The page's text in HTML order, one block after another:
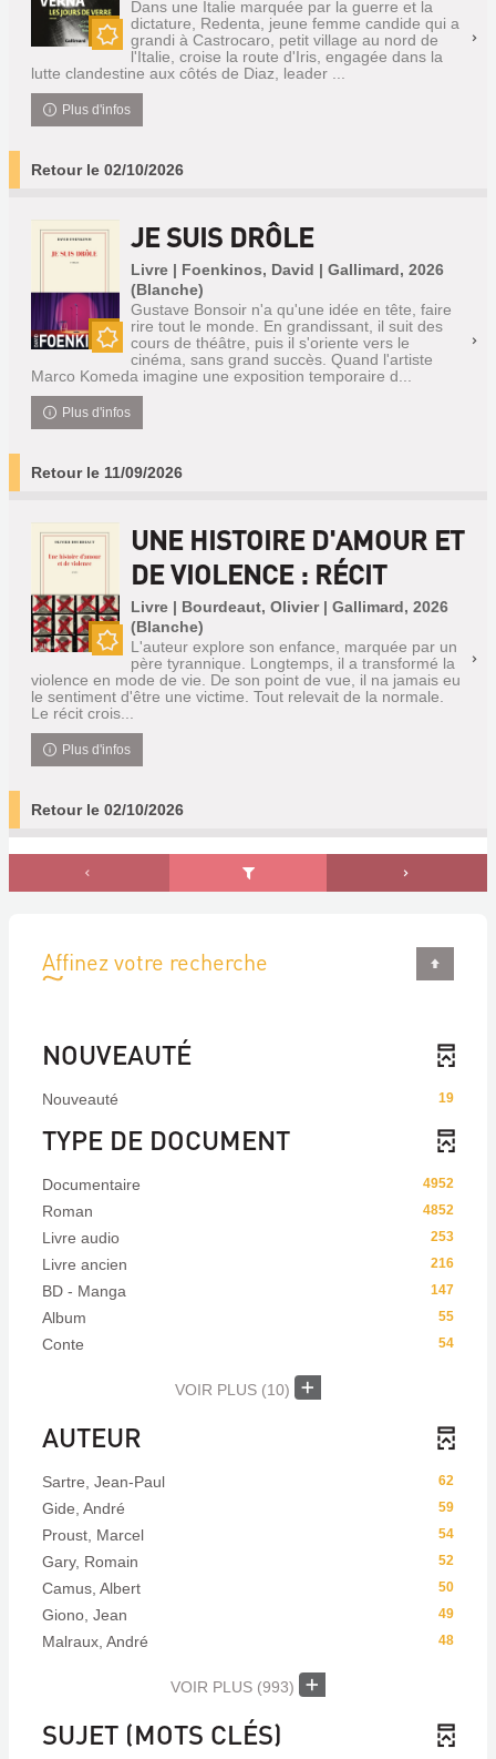
Dans une Italie marquée par la guerre et la
dictature, Redenta, jeune femme candide qui a
grandi à Castrocaro, petit village au nord de
l'Italie, croise la route d'Iris, engagée dans la
lutte clandestine aux côtés de Diaz, leader ...
Plus d'infos
Retour le 02/10/2026
JE SUIS DRÔLE
Livre | Foenkinos, David | Gallimard, 2026
(Blanche)
Gustave Bonsoir n'a qu'une idée en tête, faire
rire tout le monde. En grandissant, il suit des
cours de théâtre, puis il s'oriente vers le
cinéma, sans grand succès. Quand l'artiste
Marco Komeda imagine une exposition temporaire d...
Plus d'infos
Retour le 11/09/2026
UNE HISTOIRE D'AMOUR ET
DE VIOLENCE : RÉCIT
Livre | Bourdeaut, Olivier | Gallimard, 2026
(Blanche)
L'auteur explore son enfance, marquée par un
père tyrannique. Longtemps, il a transformé la
violence en mode de vie. De son point de vue, il na jamais eu
le sentiment d'être une victime. Tout relevait de la normale.
Le récit crois...
Plus d'infos
Retour le 02/10/2026
Affinez votre recherche
NOUVEAUTÉ
19
Nouveauté
TYPE DE DOCUMENT
4952
Documentaire
4852
Roman
253
Livre audio
216
Livre ancien
147
BD - Manga
55
Album
54
Conte
VOIR PLUS (10)
AUTEUR
62
Sartre, Jean-Paul
59
Gide, André
54
Proust, Marcel
52
Gary, Romain
50
Camus, Albert
49
Giono, Jean
48
Malraux, André
VOIR PLUS (993)
SUJET (MOTS CLÉS)